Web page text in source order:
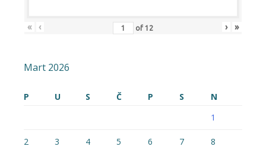
« ‹ of 12 › »
Mart 2026
P U S Č P S
N
1
2 3 4 5 6 7 8